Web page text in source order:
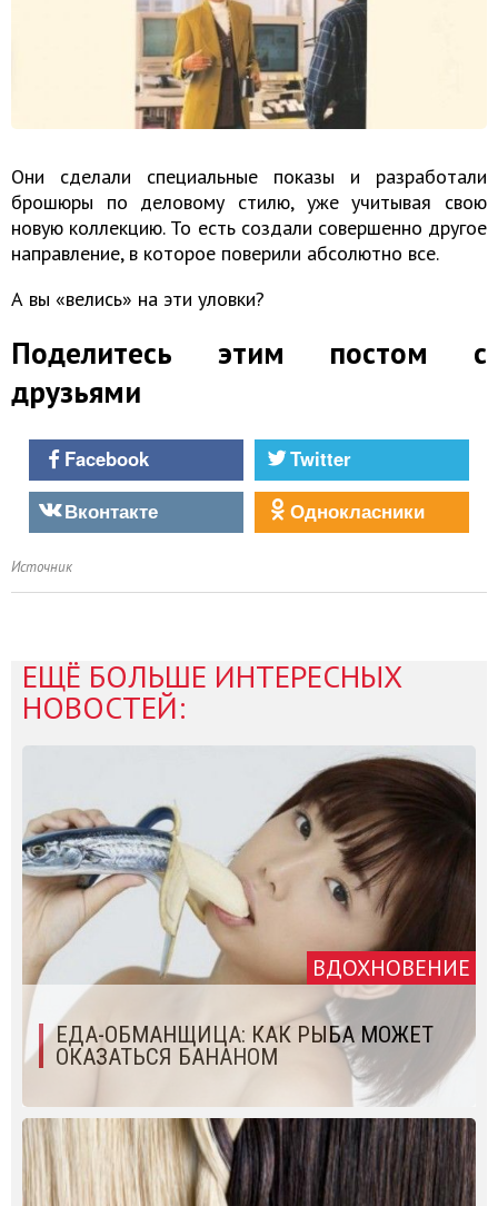
Они сделали специальные показы и разработали
брошюры по деловому стилю, уже учитывая свою
новую коллекцию. То есть создали совершенно другое
направление, в которое поверили абсолютно все.
А вы «велись» на эти уловки?
Поделитесь этим постом с
друзьями
Facebook
Twitter
Вконтакте
Однокласники
Источник
ЕЩЁ БОЛЬШЕ ИНТЕРЕСНЫХ
НОВОСТЕЙ:
ВДОХНОВЕНИЕ
ЕДА-ОБМАНЩИЦА: КАК РЫБА МОЖЕТ
ОКАЗАТЬСЯ БАНАНОМ